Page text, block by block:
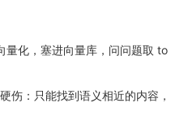
量化，塞进向量库，问问题取 to
伤：只能找到语义相近的内容，